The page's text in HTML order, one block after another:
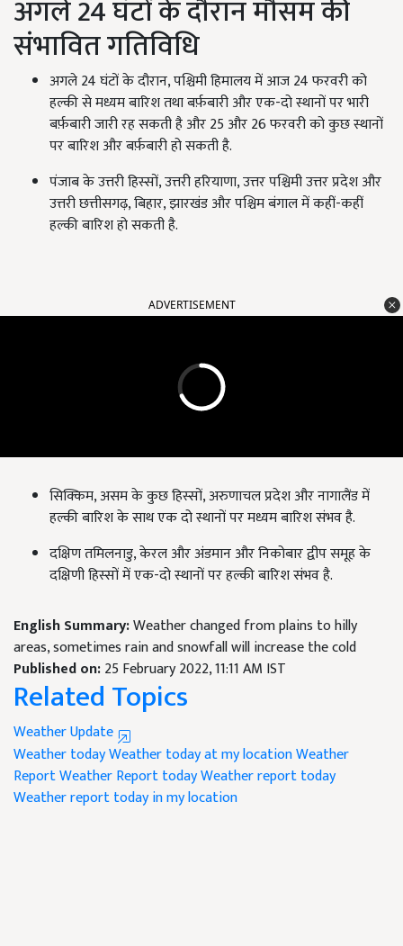
अगले 24 घंटों के दौरान मौसम की
संभावित गतिविधि
अगले 24 घंटों के दौरान, पश्चिमी हिमालय में आज 24 फरवरी को
हल्की से मध्यम बारिश तथा बर्फ़बारी और एक-दो स्थानों पर भारी
बर्फ़बारी जारी रह सकती है और 25 और 26 फरवरी को कुछ स्थानों
पर बारिश और बर्फ़बारी हो सकती है.
पंजाब के उत्तरी हिस्सों, उत्तरी हरियाणा, उत्तर पश्चिमी उत्तर प्रदेश और
उत्तरी छत्तीसगढ़, बिहार, झारखंड और पश्चिम बंगाल में कहीं-कहीं
हल्की बारिश हो सकती है.
ADVERTISEMENT
सिक्किम, असम के कुछ हिस्सों, अरुणाचल प्रदेश और नागालैंड में
हल्की बारिश के साथ एक दो स्थानों पर मध्यम बारिश संभव है.
दक्षिण तमिलनाडु, केरल और अंडमान और निकोबार द्वीप समूह के
दक्षिणी हिस्सों में एक-दो स्थानों पर हल्की बारिश संभव है.
English Summary:Weather changed from plains to hilly
areas, sometimes rain and snowfall will increase the cold
Published on:25 February 2022, 11:11 AM IST
Related Topics
Weather Update
Weather todayWeather today at my locationWeather
ReportWeather Report todayWeather report today
Weather report today in my location